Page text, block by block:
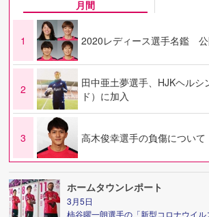
月間
1 2020レディース選手名鑑 公
2
田中亜土夢選手、HJKヘルシ
ド）に加入
3 高木俊幸選手の負傷について
ホームタウンレポート
3月5日
柿谷曜一朗選手の「新型コロナウイ